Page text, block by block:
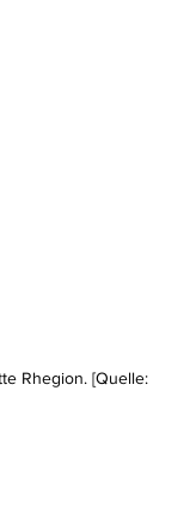
Rhegion. [Quelle: